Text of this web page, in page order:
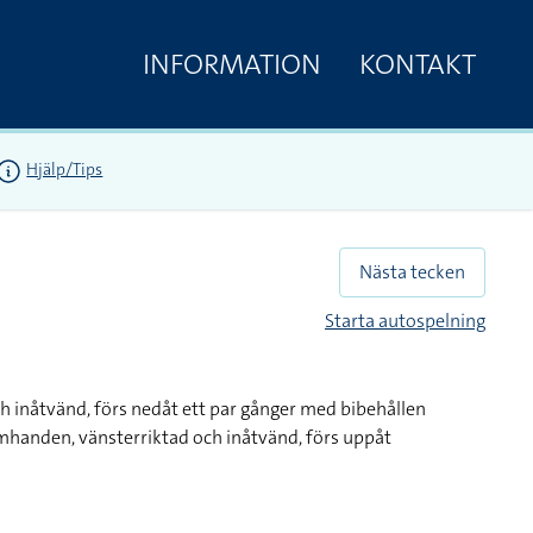
INFORMATION KONTAKT
Hjälp/Tips
Nästa tecken
Starta autospelning
inåtvänd, förs nedåt ett par gånger med bibehållen
vänsterriktad och inåtvänd, förs uppåt